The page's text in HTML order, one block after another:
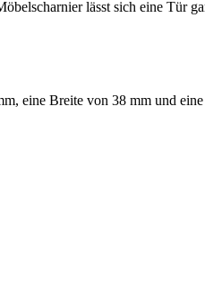
lässt sich eine Tür
eine Breite von 38 mm und